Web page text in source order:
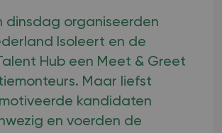
dinsdag organiseerden
Isoleert en de
Hub een Meet & Greet
Maar liefst
kandidaten
en voerden de